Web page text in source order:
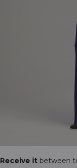
Receive it between